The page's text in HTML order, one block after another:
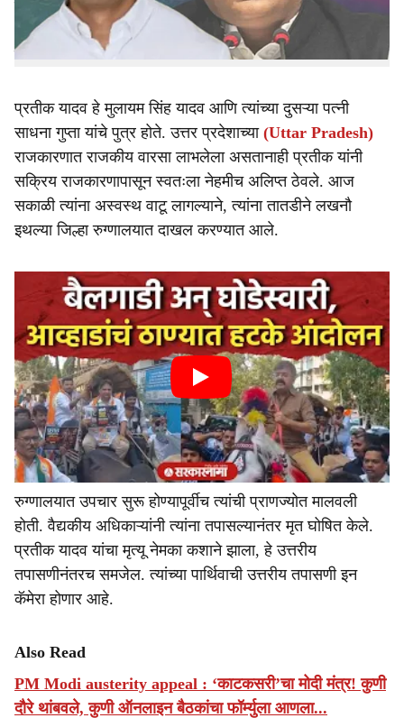
राजकारणापासून अलिप्त असलेले, व्यावसायिक, फिटनेससाठी
ओळख असलेल्या प्रतीक यादव यांचे वयाच्या अवघ्या 38 व्या वर्षी
निधन झाल्याने यादव कुटुंबावर दुःखाचा डोंगर कोसळला आहे.
प्रतीक यादव हे मुलायम सिंह यादव आणि त्यांच्या दुसऱ्या पत्नी
साधना गुप्ता यांचे पुत्र होते. उत्तर प्रदेशाच्या (Uttar Pradesh)
राजकारणात राजकीय वारसा लाभलेला असतानाही प्रतीक यांनी
सक्रिय राजकारणापासून स्वतःला नेहमीच अलिप्त ठेवले. आज
सकाळी त्यांना अस्वस्थ वाटू लागल्याने, त्यांना तातडीने लखनौ
इथल्या जिल्हा रुग्णालयात दाखल करण्यात आले.
रुग्णालयात उपचार सुरू होण्यापूर्वीच त्यांची प्राणज्योत मालवली
होती. वैद्यकीय अधिकाऱ्यांनी त्यांना तपासल्यानंतर मृत घोषित केले.
प्रतीक यादव यांचा मृत्यू नेमका कशाने झाला, हे उत्तरीय
तपासणीनंतरच समजेल. त्यांच्या पार्थिवाची उत्तरीय तपासणी इन
कॅमेरा होणार आहे.
Also Read
PM Modi austerity appeal : ‘काटकसरी’चा मोदी मंत्र! कुणी
दौरे थांबवले, कुणी ऑनलाइन बैठकांचा फॉर्म्युला आणला...